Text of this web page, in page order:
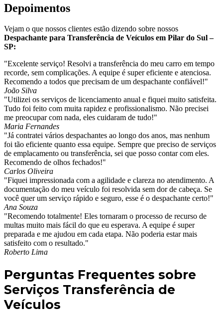
Depoimentos
Vejam o que nossos clientes estão dizendo sobre nossos
Despachante para Transferência de Veículos em Pilar do Sul –
SP:
"Excelente serviço! Resolvi a transferência do meu carro em tempo
recorde, sem complicações. A equipe é super eficiente e atenciosa.
Recomendo a todos que precisam de um despachante confiável!"
João Silva
"Utilizei os serviços de licenciamento anual e fiquei muito satisfeita.
Tudo foi feito com muita rapidez e profissionalismo. Não precisei
me preocupar com nada, eles cuidaram de tudo!"
Maria Fernandes
"Já contratei vários despachantes ao longo dos anos, mas nenhum
foi tão eficiente quanto essa equipe. Sempre que preciso de serviços
de emplacamento ou transferência, sei que posso contar com eles.
Recomendo de olhos fechados!"
Carlos Oliveira
"Fiquei impressionada com a agilidade e clareza no atendimento. A
documentação do meu veículo foi resolvida sem dor de cabeça. Se
você quer um serviço rápido e seguro, esse é o despachante certo!"
Ana Souza
"Recomendo totalmente! Eles tornaram o processo de recurso de
multas muito mais fácil do que eu esperava. A equipe é super
preparada e me ajudou em cada etapa. Não poderia estar mais
satisfeito com o resultado."
Roberto Lima
Perguntas Frequentes sobre
Serviços Transferência de
Veículos